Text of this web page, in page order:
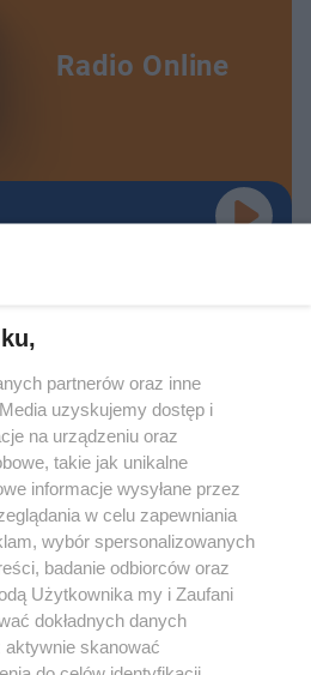
Radio Online
nie może być powielany i
w jakikolwiek sposób (w
na jakimkolwiek polu
włącznie z umieszczaniem w Internecie
praw. Jakiekolwiek użycie lub
lub w części z naruszeniem prawa, tzn.
pod groźbą kary i może być ścigane
partnerów oraz inne
uzyskujemy dostęp i
na urządzeniu oraz
takie jak unikalne
informacje wysyłane przez
w celu zapewniania
wybór spersonalizowanych
badanie odbiorców oraz
Użytkownika my i Zaufani
dokładnych danych
skanować